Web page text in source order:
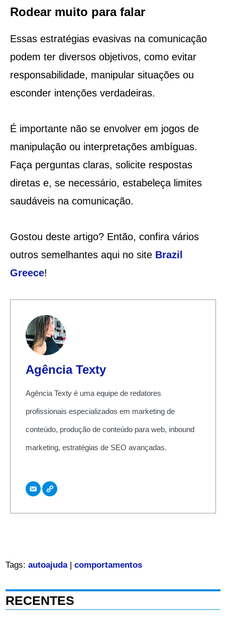
Rodear muito para falar
Essas estratégias evasivas na comunicação
podem ter diversos objetivos, como evitar
responsabilidade, manipular situações ou
esconder intenções verdadeiras.
É importante não se envolver em jogos de
manipulação ou interpretações ambíguas.
Faça perguntas claras, solicite respostas
diretas e, se necessário, estabeleça limites
saudáveis na comunicação.
Gostou deste artigo? Então, confira vários
outros semelhantes aqui no site Brazil
Greece!
Agência Texty
Agência Texty é uma equipe de redatores
profissionais especializados em marketing de
conteúdo, produção de conteúdo para web, inbound
marketing, estratégias de SEO avançadas.
Tags: autoajuda| comportamentos
RECENTES